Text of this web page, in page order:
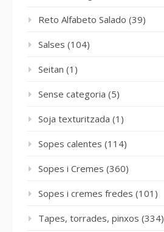
Reto Alfabeto Salado (39)
Salses (104)
Seitan (1)
Sense categoria (5)
Soja texturitzada (1)
Sopes calentes (114)
Sopes i Cremes (360)
Sopes i cremes fredes (101)
Tapes, torrades, pinxos (334)